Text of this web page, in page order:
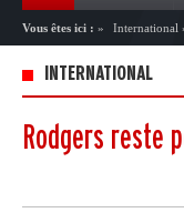
Vous êtes ici : » International
INTERNATIONAL
Rodgers reste